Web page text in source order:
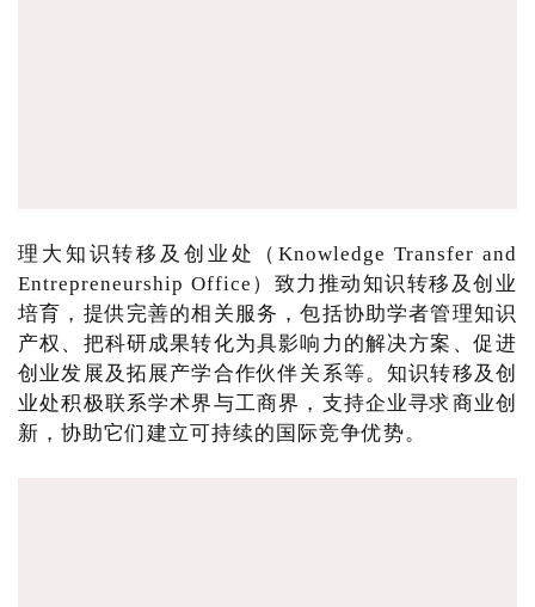
理大知识转移及创业处（Knowledge Transfer and
Entrepreneurship Office）致力推动知识转移及创业
培育，提供完善的相关服务，包括协助学者管理知识
产权、把科研成果转化为具影响力的解决方案、促进
创业发展及拓展产学合作伙伴关系等。知识转移及创
业处积极联系学术界与工商界，支持企业寻求商业创
新，协助它们建立可持续的国际竞争优势。